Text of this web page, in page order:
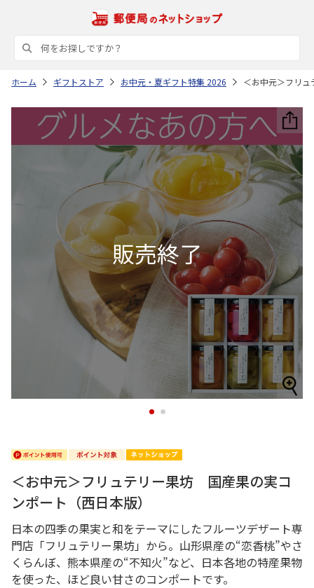
ホーム ギフトストア お中元・夏ギフト特集 2026 ＜お中元＞フリ
1 2
＜お中元＞フリュテリー果坊 国産果の実コ
ンポート（西日本版）
日本の四季の果実と和をテーマにしたフルーツデザート専
門店「フリュテリー果坊」から。山形県産の“恋香桃”やさ
くらんぼ、熊本県産の“不知火”など、日本各地の特産果物
を使った、ほど良い甘さのコンポートです。